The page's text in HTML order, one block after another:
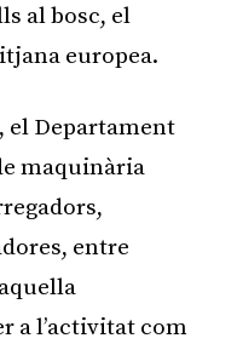
al bosc, el
europea.
el Departament
maquinària
entre
a l’activitat com